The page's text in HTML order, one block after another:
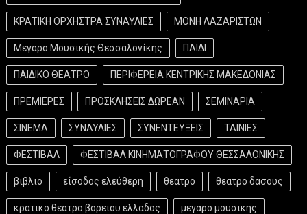
ΚΡΑΤΙΚΗ ΟΡΧΗΣΤΡΑ ΣΥΝΑΥΛΙΕΣ ΜΟΝΗ ΛΑΖΑΡΙΣΤΩΝ
Μεγαρο Μουσικής Θεσσαλονίκης ΠΑΙΔΙ
ΠΑΙΔΙΚΟ ΘΕΑΤΡΟ ΠΕΡΙΦΕΡΕΙΑ ΚΕΝΤΡΙΚΗΣ ΜΑΚΕΔΟΝΙΑΣ
ΠΡΕΜΙΕΡΕΣ ΠΡΟΣΚΛΗΣΕΙΣ ΔΩΡΕΑΝ ΣΕΜΙΝΑΡΙΑ
ΣΙΝΕΜΑ ΣΥΝΑΥΛΙΕΣ ΣΥΝΕΝΤΕΥΞΕΙΣ ΤΑΙΝΙΕΣ
ΦΕΣΤΙΒΑΛ ΦΕΣΤΙΒΑΛ ΚΙΝΗΜΑΤΟΓΡΑΦΟΥ ΘΕΣΣΑΛΟΝΙΚΗΣ
βιβλιο είσοδος ελεύθερη θεατρο θεατρο δασους
κρατικο θεατρο βορειου ελλαδος μεγαρο μουσικης